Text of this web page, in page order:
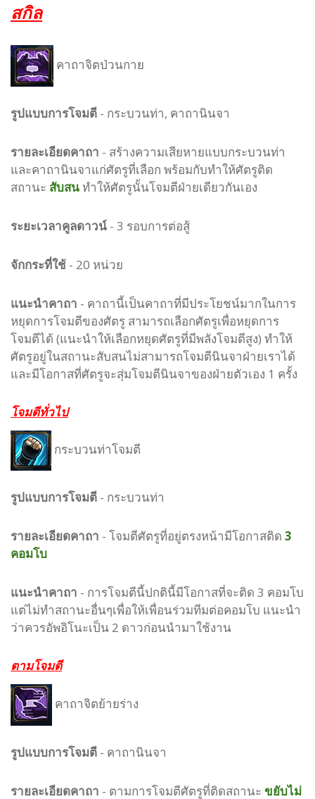
สกิล
คาถาจิตป่วนกาย
รูปแบบการโจมตี - กระบวนท่า, คาถานินจา
รายละเอียดคาถา - สร้างความเสียหายแบบกระบวนท่า
และคาถานินจาแก่ศัตรูที่เลือก พร้อมกับทำให้ศัตรูติด
สถานะ สับสนทำให้ศัตรูนั้นโจมตีฝ่ายเดียวกันเอง
ระยะเวลาคูลดาวน์ - 3 รอบการต่อสู้
จักกระที่ใช้ - 20 หน่วย
แนะนำคาถา - คาถานี้เป็นคาถาที่มีประโยชน์มากในการ
หยุดการโจมตีของศัตรู สามารถเลือกศัตรูเพื่อหยุดการ
โจมตีได้ (แนะนำให้เลือกหยุดศัตรูที่มีพลังโจมตีสูง) ทำให้
ศัตรูอยู่ในสถานะสับสนไม่สามารถโจมตีนินจาฝ่ายเราได้
และมีโอกาสที่ศัตรูจะสุ่มโจมตีนินจาของฝ่ายตัวเอง 1 ครั้ง
โจมตีทั่วไป
กระบวนท่าโจมตี
รูปแบบการโจมตี - กระบวนท่า
รายละเอียดคาถา - โจมตีศัตรูที่อยู่ตรงหน้ามีโอกาสติด 3
คอมโบ
แนะนำคาถา - การโจมตีนี้ปกตินี้มีโอกาสที่จะติด 3 คอมโบ
แต่ไม่ทำสถานะอื่นๆเพื่อให้เพื่อนร่วมทีมต่อคอมโบ แนะนำ
ว่าควรอัพอิโนะเป็น 2 ดาวก่อนนำมาใช้งาน
ตามโจมตี
คาถาจิตย้ายร่าง
รูปแบบการโจมตี - คาถานินจา
รายละเอียดคาถา - ตามการโจมตีศัตรูที่ติดสถานะ ขยับไม่